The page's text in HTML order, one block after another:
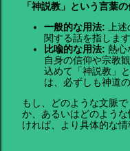
「神説教」という言葉
一般的な用法: 上
関する話を指します
比喩的な用法: 熱心
自身の信仰や宗教
込めて「神説教」
は、必ずしも神道
もし、どのような文脈
か、あるいはどのよう
ければ、より具体的な情